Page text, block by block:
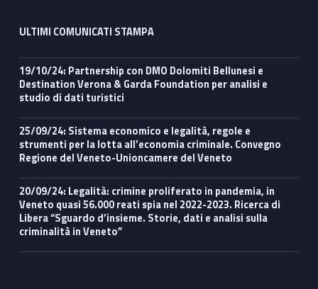
ULTIMI COMUNICATI STAMPA
19/10/24: Partnership con DMO Dolomiti Bellunesi e
Destination Verona & Garda Foundation per analisi e
studio di dati turistici
25/09/24: Sistema economico e legalità, regole e
strumenti per la lotta all’economia criminale. Convegno
Regione del Veneto-Unioncamere del Veneto
20/09/24: Legalità: crimine proliferato in pandemia, in
Veneto quasi 56.000 reati spia nel 2022-2023. Ricerca di
Libera “Sguardo d’insieme. Storie, dati e analisi sulla
criminalità in Veneto”